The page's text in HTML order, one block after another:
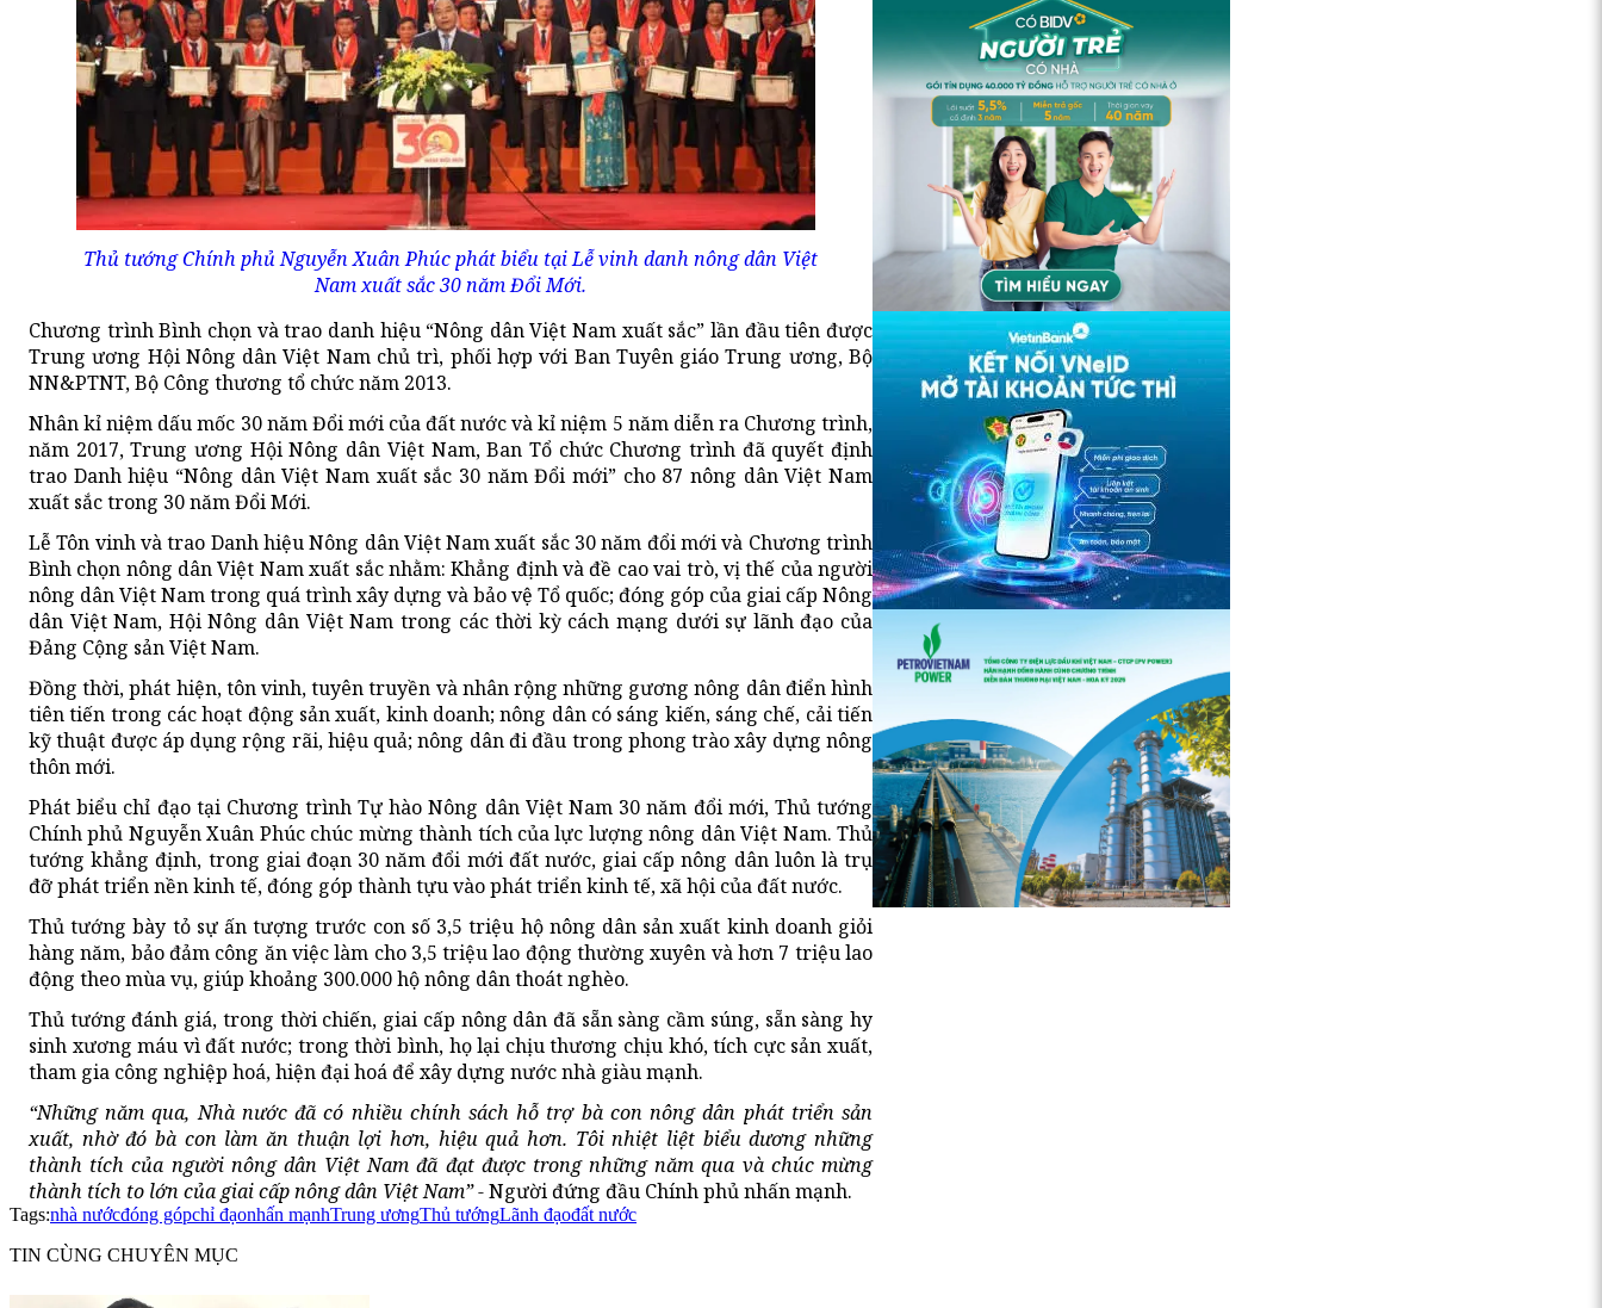
Thủ tướng Chính phủ Nguyễn Xuân Phúc phát biểu tại Lễ vinh danh nông dân Việt
Nam xuất sắc 30 năm Đổi Mới.
Chương trình Bình chọn và trao danh hiệu “Nông dân Việt Nam xuất sắc” lần đầu tiên được
Trung ương Hội Nông dân Việt Nam chủ trì, phối hợp với Ban Tuyên giáo Trung ương, Bộ
NN&PTNT, Bộ Công thương tổ chức năm 2013.
Nhân kỉ niệm dấu mốc 30 năm Đổi mới của đất nước và kỉ niệm 5 năm diễn ra Chương trình,
năm 2017, Trung ương Hội Nông dân Việt Nam, Ban Tổ chức Chương trình đã quyết định
trao Danh hiệu “Nông dân Việt Nam xuất sắc 30 năm Đổi mới” cho 87 nông dân Việt Nam
xuất sắc trong 30 năm Đổi Mới.
Lễ Tôn vinh và trao Danh hiệu Nông dân Việt Nam xuất sắc 30 năm đổi mới và Chương trình
Bình chọn nông dân Việt Nam xuất sắc nhằm: Khẳng định và đề cao vai trò, vị thế của người
nông dân Việt Nam trong quá trình xây dựng và bảo vệ Tổ quốc; đóng góp của giai cấp Nông
dân Việt Nam, Hội Nông dân Việt Nam trong các thời kỳ cách mạng dưới sự lãnh đạo của
Đảng Cộng sản Việt Nam.
Đồng thời, phát hiện, tôn vinh, tuyên truyền và nhân rộng những gương nông dân điển hình
tiên tiến trong các hoạt động sản xuất, kinh doanh; nông dân có sáng kiến, sáng chế, cải tiến
kỹ thuật được áp dụng rộng rãi, hiệu quả; nông dân đi đầu trong phong trào xây dựng nông
thôn mới.
Phát biểu chỉ đạo tại Chương trình Tự hào Nông dân Việt Nam 30 năm đổi mới, Thủ tướng
Chính phủ Nguyễn Xuân Phúc chúc mừng thành tích của lực lượng nông dân Việt Nam. Thủ
tướng khẳng định, trong giai đoạn 30 năm đổi mới đất nước, giai cấp nông dân luôn là trụ
đỡ phát triển nền kinh tế, đóng góp thành tựu vào phát triển kinh tế, xã hội của đất nước.
Thủ tướng bày tỏ sự ấn tượng trước con số 3,5 triệu hộ nông dân sản xuất kinh doanh giỏi
hàng năm, bảo đảm công ăn việc làm cho 3,5 triệu lao động thường xuyên và hơn 7 triệu lao
động theo mùa vụ, giúp khoảng 300.000 hộ nông dân thoát nghèo.
Thủ tướng đánh giá, trong thời chiến, giai cấp nông dân đã sẵn sàng cầm súng, sẵn sàng hy
sinh xương máu vì đất nước; trong thời bình, họ lại chịu thương chịu khó, tích cực sản xuất,
tham gia công nghiệp hoá, hiện đại hoá để xây dựng nước nhà giàu mạnh.
“Những năm qua, Nhà nước đã có nhiều chính sách hỗ trợ bà con nông dân phát triển sản
xuất, nhờ đó bà con làm ăn thuận lợi hơn, hiệu quả hơn. Tôi nhiệt liệt biểu dương những
thành tích của người nông dân Việt Nam đã đạt được trong những năm qua và chúc mừng
thành tích to lớn của giai cấp nông dân Việt Nam” -Người đứng đầu Chính phủ nhấn mạnh.
Tags:nhà nướcđóng gópchỉ đạonhấn mạnhTrung ươngThủ tướngLãnh đạođất nước
TIN CÙNG CHUYÊN MỤC